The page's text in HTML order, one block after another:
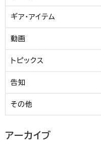
ギア・アイテム
動画
トピックス
告知
その他
アーカイブ